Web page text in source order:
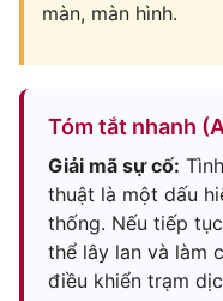
màn, màn hình.
Tóm tắt nhanh
Giải mã sự cố:
thuật là một dấu
thống. Nếu tiếp
thể lây lan và làm
điều khiển trạm